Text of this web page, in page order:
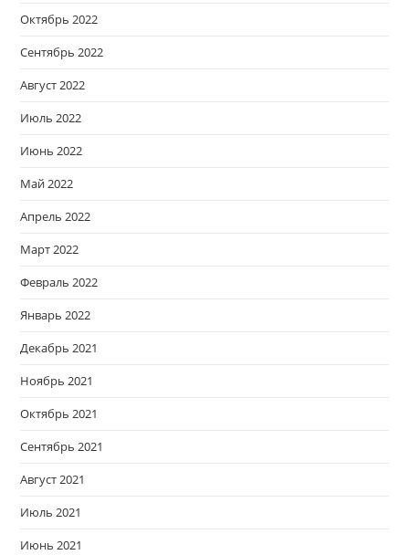
Октябрь 2022
Сентябрь 2022
Август 2022
Июль 2022
Июнь 2022
Май 2022
Апрель 2022
Март 2022
Февраль 2022
Январь 2022
Декабрь 2021
Ноябрь 2021
Октябрь 2021
Сентябрь 2021
Август 2021
Июль 2021
Июнь 2021